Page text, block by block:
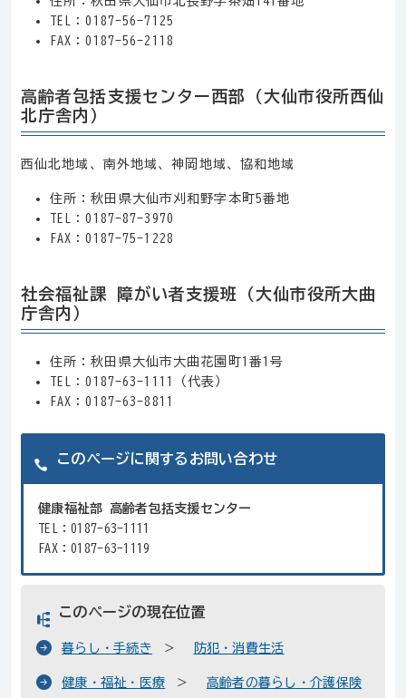
TEL：0187-56-7125
FAX：0187-56-2118
高齢者包括支援センター西部（大仙市役所西仙
北庁舎内）
西仙北地域、南外地域、神岡地域、協和地域
住所：秋田県大仙市刈和野字本町5番地
TEL：0187-87-3970
FAX：0187-75-1228
社会福祉課 障がい者支援班（大仙市役所大曲
庁舎内）
住所：秋田県大仙市大曲花園町1番1号
TEL：0187-63-1111（代表）
FAX：0187-63-8811
このページに関するお問い合わせ
健康福祉部 高齢者包括支援センター
TEL：0187-63-1111
FAX：0187-63-1119
このページの現在位置
暮らし・手続き 防犯・消費生活
健康・福祉・医療 高齢者の暮らし・介護保険